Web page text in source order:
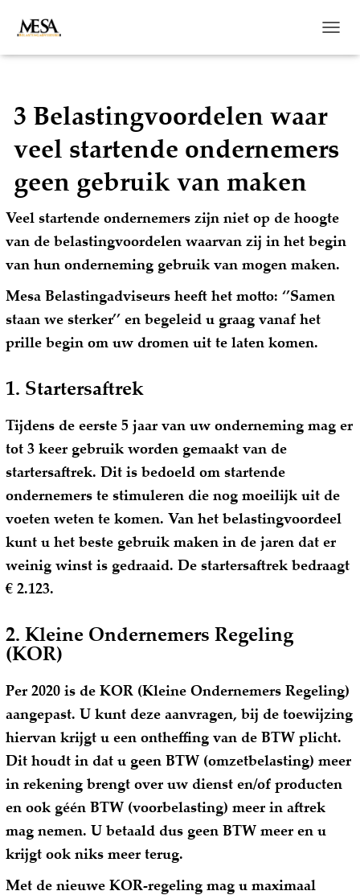
A
I
E
S
E
L
E
3 Belastingvoordelen waar
veel startende ondernemers
geen gebruik van maken
Veel startende ondernemers zijn niet op de hoogte
van de belastingvoordelen waarvan zij in het begin
van hun onderneming gebruik van mogen maken.
Mesa Belastingadviseurs heeft het motto: ‘’Samen
staan we sterker’’ en begeleid u graag vanaf het
prille begin om uw dromen uit te laten komen.
1. Startersaftrek
Tijdens de eerste 5 jaar van uw onderneming mag er
tot 3 keer gebruik worden gemaakt van de
startersaftrek. Dit is bedoeld om startende
ondernemers te stimuleren die nog moeilijk uit de
voeten weten te komen. Van het belastingvoordeel
kunt u het beste gebruik maken in de jaren dat er
weinig winst is gedraaid. De startersaftrek bedraagt
€ 2.123.
2. Kleine Ondernemers Regeling
(KOR)
Per 2020 is de KOR (Kleine Ondernemers Regeling)
aangepast. U kunt deze aanvragen, bij de toewijzing
hiervan krijgt u een ontheffing van de BTW plicht.
Dit houdt in dat u geen BTW (omzetbelasting) meer
in rekening brengt over uw dienst en/of producten
en ook géén BTW (voorbelasting) meer in aftrek
mag nemen. U betaald dus geen BTW meer en u
krijgt ook niks meer terug.
Met de nieuwe KOR-regeling mag u maximaal